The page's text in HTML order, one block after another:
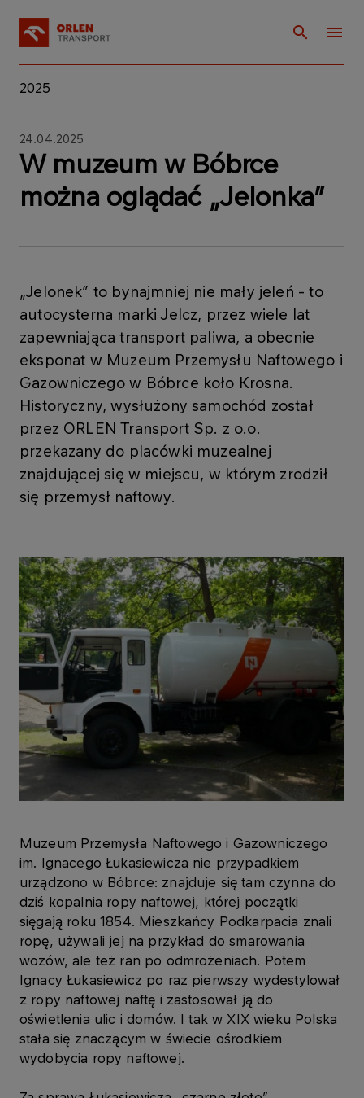
2025
24.04.2025
W muzeum w Bóbrce
można oglądać „Jelonka”
„Jelonek” to bynajmniej nie mały jeleń - to
autocysterna marki Jelcz, przez wiele lat
zapewniająca transport paliwa, a obecnie
eksponat w Muzeum Przemysłu Naftowego i
Gazowniczego w Bóbrce koło Krosna.
Historyczny, wysłużony samochód został
przez ORLEN Transport Sp. z o.o.
przekazany do placówki muzealnej
znajdującej się w miejscu, w którym zrodził
się przemysł naftowy.
Muzeum Przemysła Naftowego i Gazowniczego
im. Ignacego Łukasiewicza nie przypadkiem
urządzono w Bóbrce: znajduje się tam czynna do
dziś kopalnia ropy naftowej, której początki
sięgają roku 1854. Mieszkańcy Podkarpacia znali
ropę, używali jej na przykład do smarowania
wozów, ale też ran po odmrożeniach. Potem
Ignacy Łukasiewicz po raz pierwszy wydestylował
z ropy naftowej naftę i zastosował ją do
oświetlenia ulic i domów. I tak w XIX wieku Polska
stała się znaczącym w świecie ośrodkiem
wydobycia ropy naftowej.